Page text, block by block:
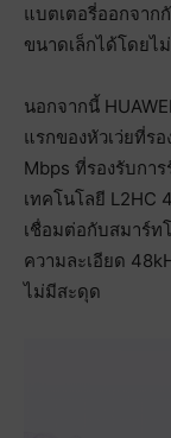
แบตเตอรี่ออกจาก
ขนาดเล็กได้โดยไ
นอกจากนี้
แรกของหัวเว่ยที่ร
Mbps ที่รองรับกา
เทคโนโลยี L2HC
เชื่อมต่อกับสมาร์ท
ความละเอียด
ไม่มีสะดุด